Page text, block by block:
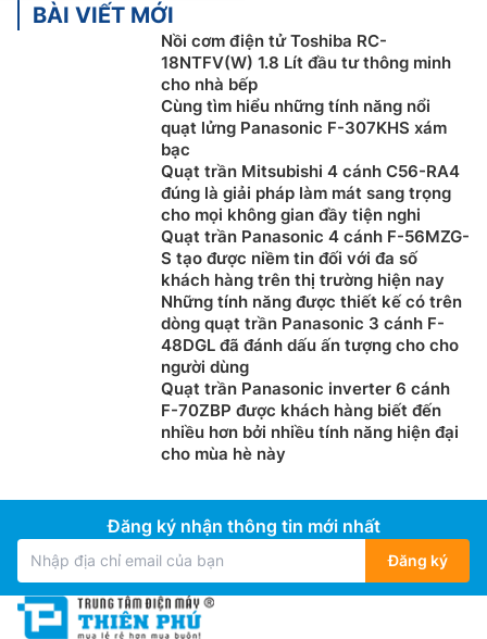
BÀI VIẾT MỚI
Nồi cơm điện tử Toshiba RC-
18NTFV(W) 1.8 Lít đầu tư thông minh
cho nhà bếp
Cùng tìm hiểu những tính năng nổi
quạt lửng Panasonic F-307KHS xám
bạc
Quạt trần Mitsubishi 4 cánh C56-RA4
đúng là giải pháp làm mát sang trọng
cho mọi không gian đầy tiện nghi
Quạt trần Panasonic 4 cánh F-56MZG-
S tạo được niềm tin đối với đa số
khách hàng trên thị trường hiện nay
Những tính năng được thiết kế có trên
dòng quạt trần Panasonic 3 cánh F-
48DGL đã đánh dấu ấn tượng cho cho
người dùng
Quạt trần Panasonic inverter 6 cánh
F-70ZBP được khách hàng biết đến
nhiều hơn bởi nhiều tính năng hiện đại
cho mùa hè này
Đăng ký nhận thông tin mới nhất
Đăng ký